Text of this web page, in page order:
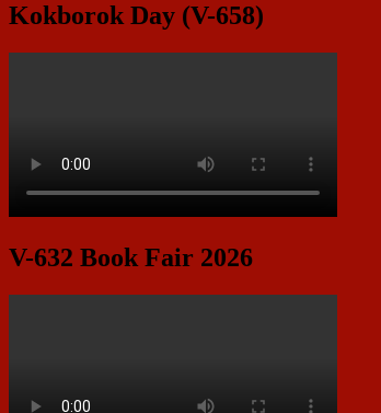
Kokborok Day (V-658)
V-632 Book Fair 2026